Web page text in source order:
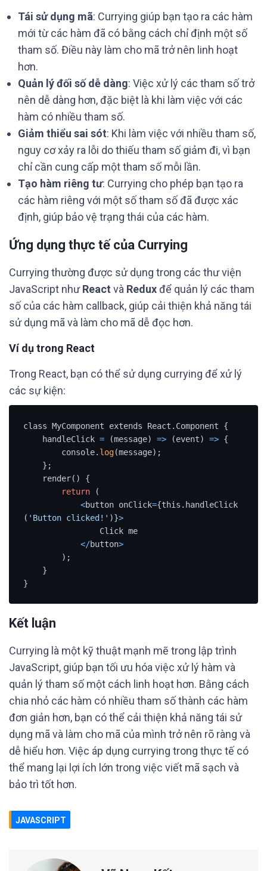
Tái sử dụng mã: Currying giúp bạn tạo ra các hàm
mới từ các hàm đã có bằng cách chỉ định một số
tham số. Điều này làm cho mã trở nên linh hoạt
hơn.
Quản lý đối số dễ dàng: Việc xử lý các tham số trở
nên dễ dàng hơn, đặc biệt là khi làm việc với các
hàm có nhiều tham số.
Giảm thiểu sai sót: Khi làm việc với nhiều tham số,
nguy cơ xảy ra lỗi do thiếu tham số giảm đi, vì bạn
chỉ cần cung cấp một tham số mỗi lần.
Tạo hàm riêng tư: Currying cho phép bạn tạo ra
các hàm riêng với một số tham số đã được xác
định, giúp bảo vệ trạng thái của các hàm.
Ứng dụng thực tế của Currying
Currying thường được sử dụng trong các thư viện
JavaScript nhưReact và Reduxđể quản lý các tham
số của các hàm callback, giúp cải thiện khả năng tái
sử dụng mã và làm cho mã dễ đọc hơn.
Ví dụ trong React
Trong React, bạn có thể sử dụng currying để xử lý
các sự kiện:
class MyComponent extends React.Component {
    handleClick
= (message) => (event) => {
        console.
log(message);
return (
<button onClick={this.handleClick
( 'Button clicked!' )}>
</button>
}
Kết luận
Currying là một kỹ thuật mạnh mẽ trong lập trình
JavaScript, giúp bạn tối ưu hóa việc xử lý hàm và
quản lý tham số một cách linh hoạt hơn. Bằng cách
chia nhỏ các hàm có nhiều tham số thành các hàm
đơn giản hơn, bạn có thể cải thiện khả năng tái sử
dụng mã và làm cho mã của mình trở nên rõ ràng và
dễ hiểu hơn. Việc áp dụng currying trong thực tế có
thể mang lại lợi ích lớn trong việc viết mã sạch và
bảo trì tốt hơn.
JAVASCRIPT